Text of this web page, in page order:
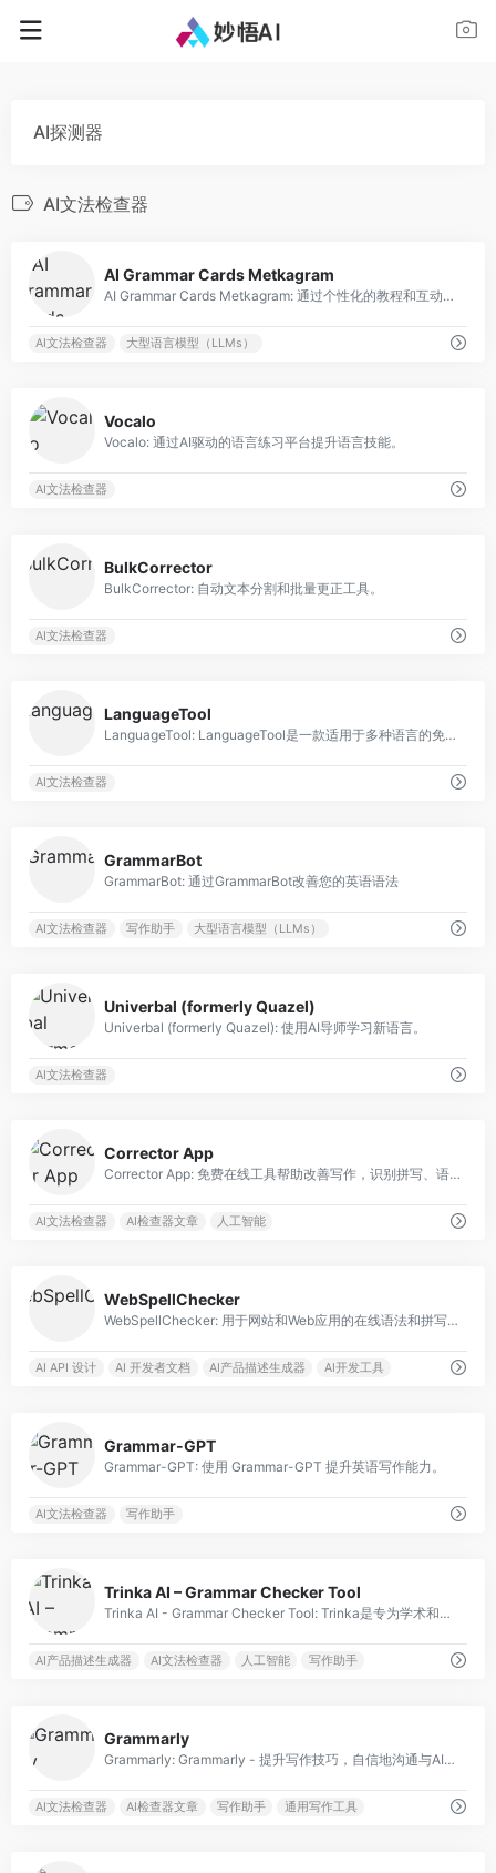
AI探测器
AI文法检查器
AI Grammar Cards Metkagram
AI Grammar Cards Metkagram: 通过个性化的教程和互动练习，轻松掌握语法
AI文法检查器 大型语言模型（LLMs）
Vocalo
Vocalo: 通过AI驱动的语言练习平台提升语言技能。
AI文法检查器
BulkCorrector
BulkCorrector: 自动文本分割和批量更正工具。
AI文法检查器
LanguageTool
LanguageTool: LanguageTool是一款适用于多种语言的免费语法检查和改写工具。
AI文法检查器
GrammarBot
GrammarBot: 通过GrammarBot改善您的英语语法
AI文法检查器 写作助手 大型语言模型（LLMs）
Univerbal (formerly Quazel)
Univerbal (formerly Quazel): 使用AI导师学习新语言。
AI文法检查器
Corrector App
Corrector App: 免费在线工具帮助改善写作，识别拼写、语法和标点错误。
AI文法检查器 AI检查器文章 人工智能
WebSpellChecker
WebSpellChecker: 用于网站和Web应用的在线语法和拼写纠错
AI API 设计 AI 开发者文档 AI产品描述生成器 AI开发工具
Grammar-GPT
Grammar-GPT: 使用 Grammar-GPT 提升英语写作能力。
AI文法检查器 写作助手
Trinka AI – Grammar Checker Tool
Trinka AI - Grammar Checker Tool: Trinka是专为学术和专业写作的AI语法检查工具。
AI产品描述生成器 AI文法检查器 人工智能 写作助手
Grammarly
Grammarly: Grammarly - 提升写作技巧，自信地沟通与AI写作辅助。
AI文法检查器 AI检查器文章 写作助手 通用写作工具